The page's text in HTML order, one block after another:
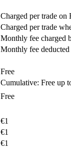
Charged per trade on
Charged per trade
Monthly fee charged
Monthly fee
Free
Cumulative: Free up
Free
€1
€1
€1